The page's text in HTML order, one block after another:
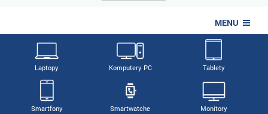
MENU
Laptopy Komputery PC Tablety
Smartfony Smartwatche Monitory